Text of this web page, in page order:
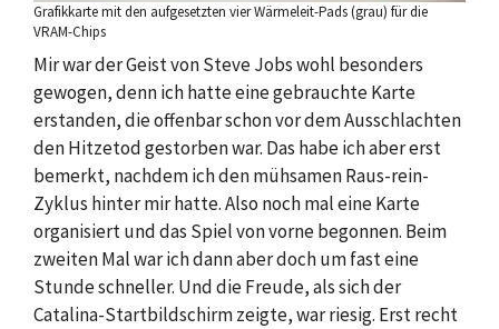
Grafikkarte mit den aufgesetzten vier Wärmeleit-Pads (grau) für die
VRAM-Chips
Mir war der Geist von Steve Jobs wohl besonders
gewogen, denn ich hatte eine gebrauchte Karte
erstanden, die offenbar schon vor dem Ausschlachten
den Hitzetod gestorben war. Das habe ich aber erst
bemerkt, nachdem ich den mühsamen Raus-rein-
Zyklus hinter mir hatte. Also noch mal eine Karte
organisiert und das Spiel von vorne begonnen. Beim
zweiten Mal war ich dann aber doch um fast eine
Stunde schneller. Und die Freude, als sich der
Catalina-Startbildschirm zeigte, war riesig. Erst recht